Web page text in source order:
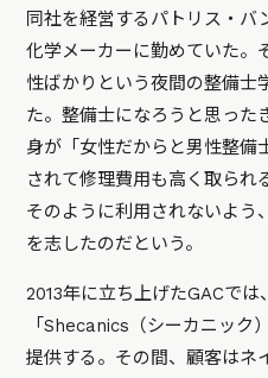
同社を経営するパトリス・
化学メーカーに勤めていた。
性ばかりという夜間の整備士
た。整備士になろうと思った
身が「女性だからと男性整備
されて修理費用も高く取られ
そのように利用されないよう
を志したのだという。
2013年に立ち上げたGACで
「Shecanics（シーカニック
提供する。その間、顧客はネ